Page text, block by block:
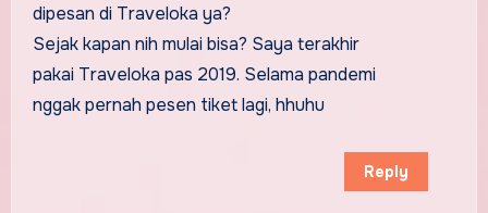
dipesan di Traveloka ya?
Sejak kapan nih mulai bisa? Saya terakhir
pakai Traveloka pas 2019. Selama pandemi
nggak pernah pesen tiket lagi, hhuhu
Reply